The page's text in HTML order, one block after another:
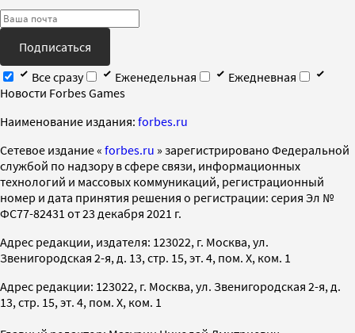
Подписаться
Все сразу
Еженедельная
Ежедневная
Новости Forbes Games
Наименование издания: forbes.ru
Cетевое издание « forbes.ru » зарегистрировано Федеральной
службой по надзору в сфере связи, информационных
технологий и массовых коммуникаций, регистрационный
номер и дата принятия решения о регистрации: серия Эл №
ФС77-82431 от 23 декабря 2021 г.
Адрес редакции, издателя: 123022, г. Москва, ул.
Звенигородская 2-я, д. 13, стр. 15, эт. 4, пом. X, ком. 1
Адрес редакции: 123022, г. Москва, ул. Звенигородская 2-я, д.
13, стр. 15, эт. 4, пом. X, ком. 1